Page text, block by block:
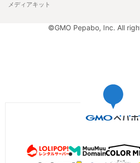
メディアキット
©GMO Pepabo, Inc. All